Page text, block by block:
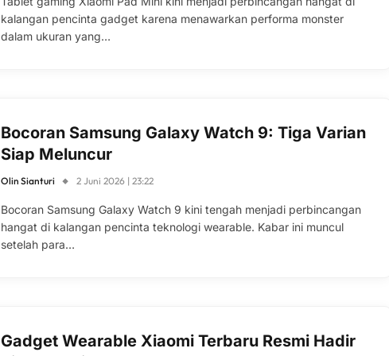
kalangan pencinta gadget karena menawarkan performa monster
dalam ukuran yang…
Bocoran Samsung Galaxy Watch 9: Tiga Varian
Siap Meluncur
Olin Sianturi 2 Juni 2026 | 23:22
Bocoran Samsung Galaxy Watch 9 kini tengah menjadi perbincangan
hangat di kalangan pencinta teknologi wearable. Kabar ini muncul
setelah para…
Gadget Wearable Xiaomi Terbaru Resmi Hadir